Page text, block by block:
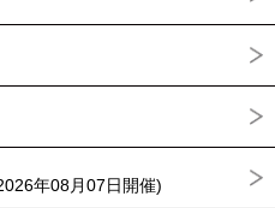
年08月07日開催)